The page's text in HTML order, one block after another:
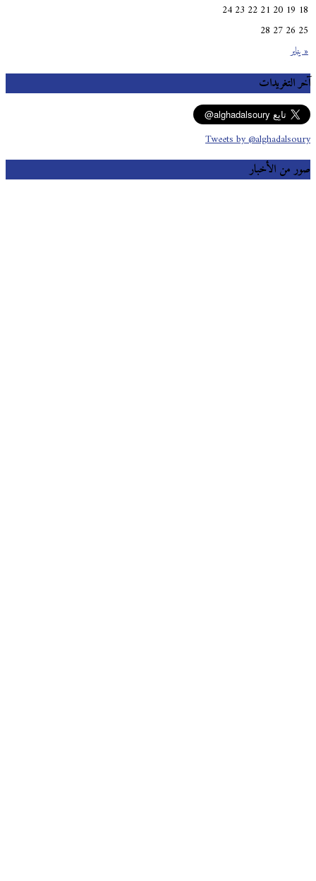
« يناير
18
19
20
21
22
23
24
25
26
27
28
آخر التغريدات
Tweets by @alghadalsoury
صور من الأخبار